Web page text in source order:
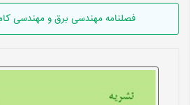
فصلنامه مهندسی برق و مهندسی